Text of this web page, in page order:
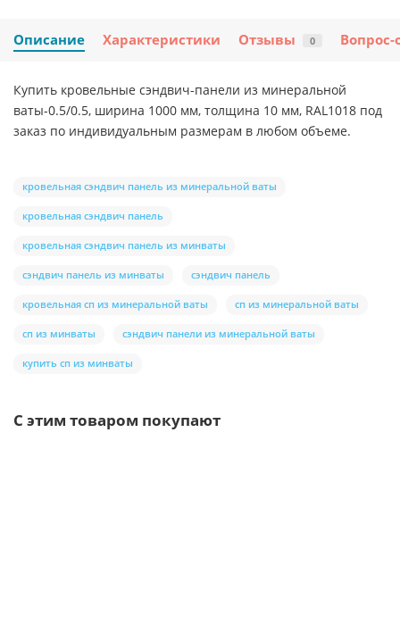
Описание Характеристики Отзывы 0 Вопрос-
Купить кровельные сэндвич-панели из минеральной
ваты-0.5/0.5, ширина 1000 мм, толщина 10 мм, RAL1018 под
заказ по индивидуальным размерам в любом объеме.
кровельная сэндвич панель из минеральной ваты
кровельная сэндвич панель
кровельная сэндвич панель из минваты
сэндвич панель из минваты сэндвич панель
кровельная сп из минеральной ваты сп из минеральной ваты
сп из минваты сэндвич панели из минеральной ваты
купить сп из минваты
С этим товаром покупают